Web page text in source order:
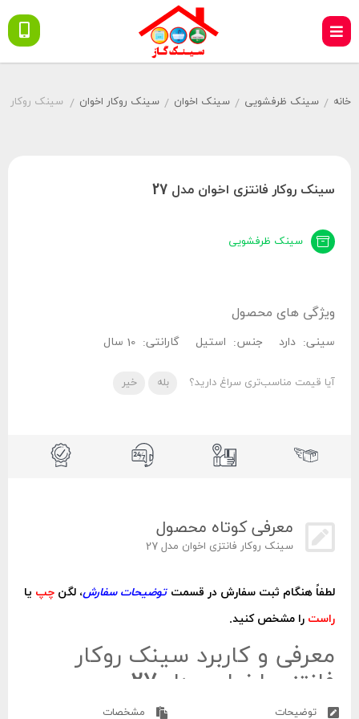
خانه / سینک ظرفشویی / سینک اخوان / سینک روکار اخوان / سینک روکار
سینک روکار فانتزی اخوان مدل 27
سینک ظرفشویی
ویژگی های محصول
سینی: دارد جنس: استیل گارانتی:
آیا قیمت مناسب‌تری سراغ دارید؟ بله خیر
معرفی کوتاه محصول
سینک روکار فانتزی اخوان مدل 27
لطفاً هنگام ثبت سفارش در قسمتتوضیحات سفارش، لگن چپ یا
راست را مشخص کنید.
معرفی و کاربرد سینک روکار
فانتزی اخوان مدل 27
سینک روکار فانتزی اخوان مدل
جزو کارهایی می باشد که دارای
توضیحات مشخصات